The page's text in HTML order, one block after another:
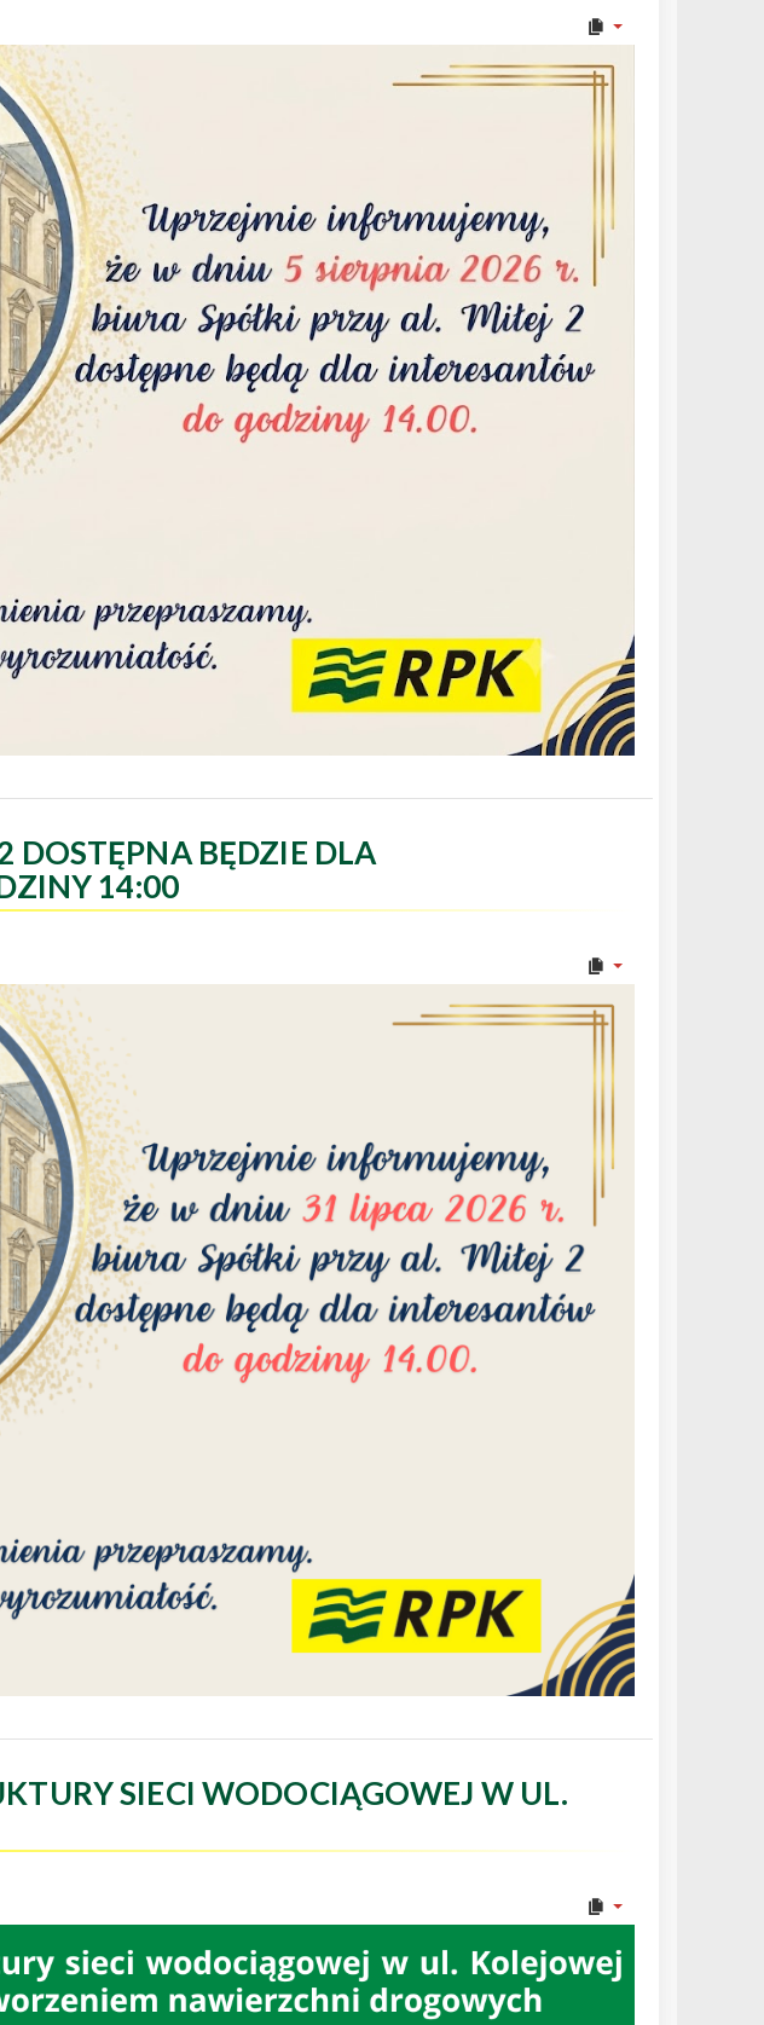
DOSTĘPNA BĘDZIE DLA
14:00
SIECI WODOCIĄGOWEJ W UL.